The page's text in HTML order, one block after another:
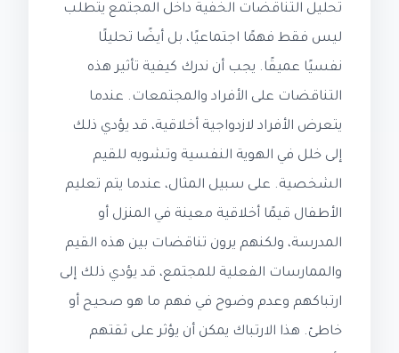
تحليل التناقضات الخفية داخل المجتمع يتطلب
ليس فقط فهمًا اجتماعيًا، بل أيضًا تحليلًا
نفسيًا عميقًا. يجب أن ندرك كيفية تأثير هذه
التناقضات على الأفراد والمجتمعات. عندما
يتعرض الأفراد لازدواجية أخلاقية، قد يؤدي ذلك
إلى خلل في الهوية النفسية وتشويه للقيم
الشخصية. على سبيل المثال، عندما يتم تعليم
الأطفال قيمًا أخلاقية معينة في المنزل أو
المدرسة، ولكنهم يرون تناقضات بين هذه القيم
والممارسات الفعلية للمجتمع، قد يؤدي ذلك إلى
ارتباكهم وعدم وضوح في فهم ما هو صحيح أو
خاطئ. هذا الارتباك يمكن أن يؤثر على ثقتهم